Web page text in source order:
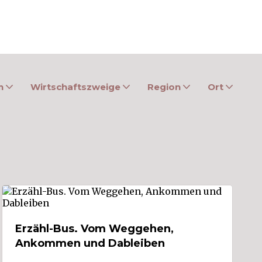
Wirtschaftszweige Region Ort
Erzähl-Bus. Vom Weggehen,
Ankommen und Dableiben